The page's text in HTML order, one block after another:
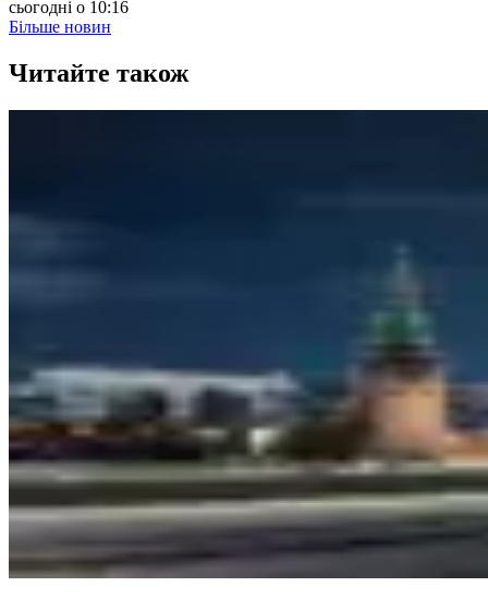
сьогодні о 10:16
Більше новин
Читайте також